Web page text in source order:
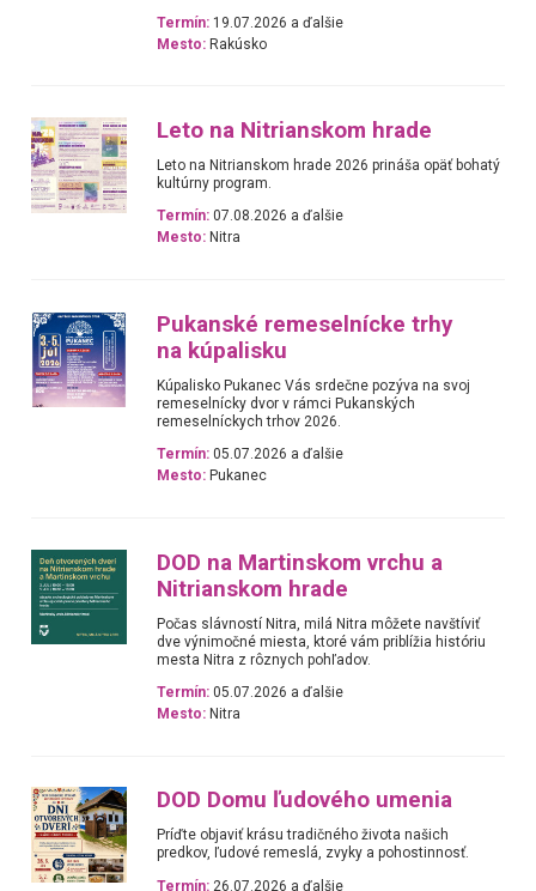
Termín: 19.07.2026 a ďalšie
Mesto: Rakúsko
Leto na Nitrianskom hrade
Leto na Nitrianskom hrade 2026 prináša opäť bohatý
kultúrny program.
Termín: 07.08.2026 a ďalšie
Mesto: Nitra
Pukanské remeselnícke trhy
na kúpalisku
Kúpalisko Pukanec Vás srdečne pozýva na svoj
remeselnícky dvor v rámci Pukanských
remeselníckych trhov 2026.
Termín: 05.07.2026 a ďalšie
Mesto: Pukanec
DOD na Martinskom vrchu a
Nitrianskom hrade
Počas slávností Nitra, milá Nitra môžete navštíviť
dve výnimočné miesta, ktoré vám priblížia históriu
mesta Nitra z rôznych pohľadov.
Termín: 05.07.2026 a ďalšie
Mesto: Nitra
DOD Domu ľudového umenia
Príďte objaviť krásu tradičného života našich
predkov, ľudové remeslá, zvyky a pohostinnosť.
Termín: 26.07.2026 a ďalšie